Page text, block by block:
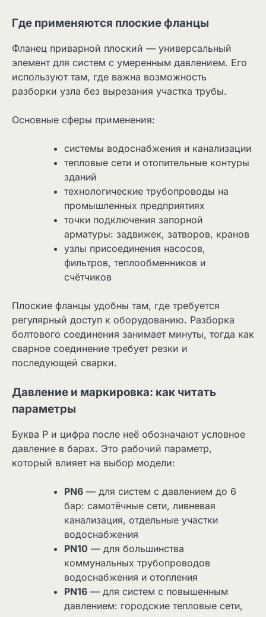
Где применяются плоские фланцы
Фланец приварной плоский — универсальный
элемент для систем с умеренным давлением. Его
используют там, где важна возможность
разборки узла без вырезания участка трубы.
Основные сферы применения:
системы водоснабжения и канализации
тепловые сети и отопительные контуры
зданий
технологические трубопроводы на
промышленных предприятиях
точки подключения запорной
арматуры: задвижек, затворов, кранов
узлы присоединения насосов,
фильтров, теплообменников и
счётчиков
Плоские фланцы удобны там, где требуется
регулярный доступ к оборудованию. Разборка
болтового соединения занимает минуты, тогда как
сварное соединение требует резки и
последующей сварки.
Давление и маркировка: как читать
параметры
Буква P и цифра после неё обозначают условное
давление в барах. Это рабочий параметр,
который влияет на выбор модели:
PN6 — для систем с давлением до 6
бар: самотёчные сети, ливневая
канализация, отдельные участки
водоснабжения
PN10 — для большинства
коммунальных трубопроводов
водоснабжения и отопления
PN16 — для систем с повышенным
давлением: городские тепловые сети,